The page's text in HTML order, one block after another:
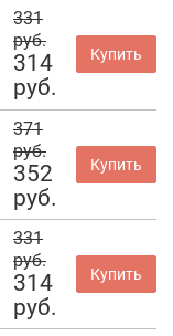
331
руб.
314
руб.
Купить
371
руб.
352
руб.
Купить
331
руб.
314
руб.
Купить